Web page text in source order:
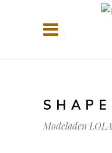
SHAPE
Modeladen LOLA